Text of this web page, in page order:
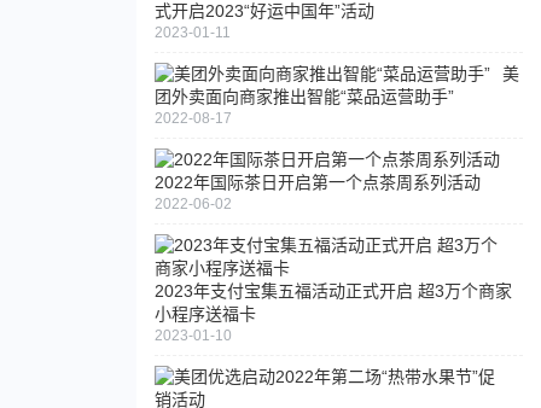
式开启2023“好运中国年”活动
2023-01-11
美
团外卖面向商家推出智能“菜品运营助手”
2022-08-17
2022年国际茶日开启第一个点茶周系列活动
2022-06-02
2023年支付宝集五福活动正式开启 超3万个商家
小程序送福卡
2023-01-10